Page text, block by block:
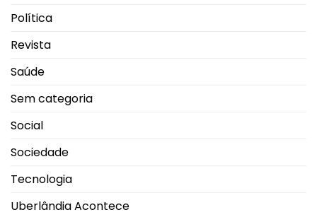
Política
Revista
Saúde
Sem categoria
Social
Sociedade
Tecnologia
Uberlândia Acontece